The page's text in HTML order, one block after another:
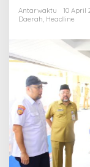
Antarwaktu
10 April
Daerah, Headline